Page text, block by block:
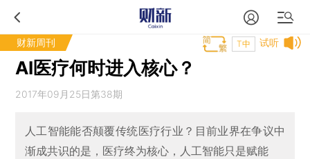
财新周刊 试听
T中
AI医疗何时进入核心？
2017年09月25日第38期
人工智能能否颠覆传统医疗行业？目前业界在争议中
渐成共识的是，医疗终为核心，人工智能只是赋能